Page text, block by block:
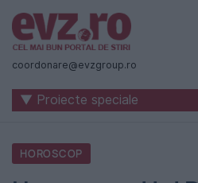
Știri
naționale
internaționale
România
coordonare@evzgroup.ro
▼ Proiecte speciale
HOROSCOP